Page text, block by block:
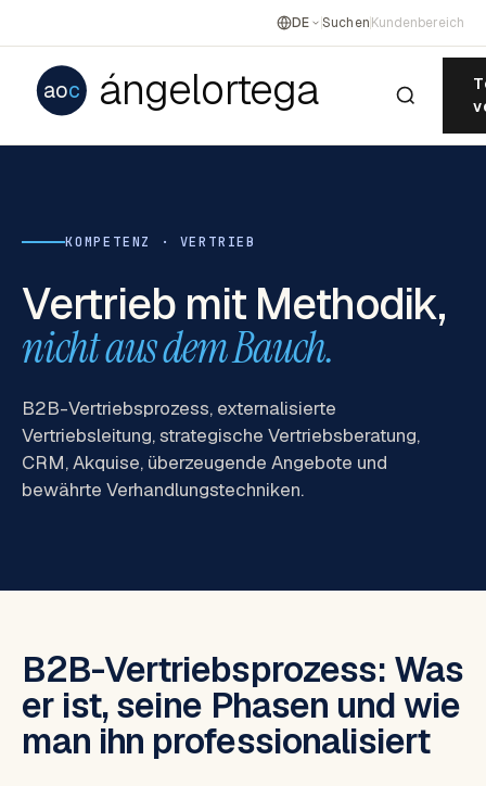
DE SuchenKundenbereich
aoc ángelortega
KOMPETENZ · VERTRIEB
Vertrieb mit Methodik,
nicht aus dem Bauch.
B2B-Vertriebsprozess, externalisierte
Vertriebsleitung, strategische Vertriebsberatung,
CRM, Akquise, überzeugende Angebote und
bewährte Verhandlungstechniken.
B2B-Vertriebsprozess: Was
er ist, seine Phasen und wie
man ihn professionalisiert